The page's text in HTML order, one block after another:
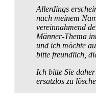
Allerdings
nach meinem
vereinnahmend
Männer-Thema
und ich möchte
bitte freundlich,
Ich bitte Sie
ersatzlos zu